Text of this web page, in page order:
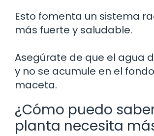
Esto fomenta un sistema
más fuerte y saludable.
Asegúrate de que el agua
y no se acumule en el
maceta.
¿Cómo puedo
planta necesita